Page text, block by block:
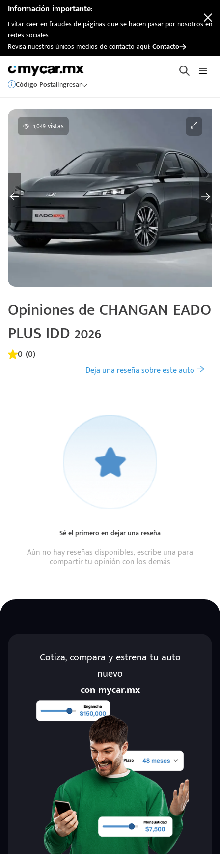
Información importante:
Evitar caer en fraudes de páginas que se hacen pasar por nosotros en
redes sociales.
Revisa nuestros únicos medios de contacto aquí:Contacto
Código PostalIngresar
1,049 vistas
Opiniones de CHANGAN EADO
PLUS IDD 2026
0 (0)
Deja una reseña sobre este auto
Sé el primero en dejar una reseña
Aún no hay reseñas disponibles, escribe una para
compartir tu opinión con los demás
Cotiza, compara y estrena tu auto
nuevo
con mycar.mx